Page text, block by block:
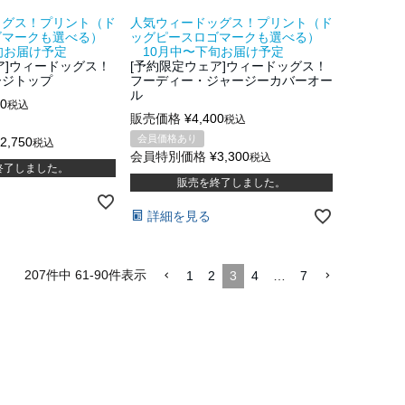
ス！プリント（ド
ークも選べる）
届け予定
ウィードッグス！
トップ
税込
2,750税込
しました。
人気ウィードッグス！プリント（ド
ッグピースロゴマークも選べる）
10月中〜下旬お届け予定
[予約限定ウェア]ウィードッグス！
フーディー・ジャージーカバーオー
ル
販売価格 ¥4,400税込
会員価格あり
会員特別価格 ¥3,300税込
販売を終了しました。
詳細を見る
207件中 61-90件表示 1 2 3 4 7